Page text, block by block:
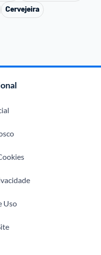
Cervejeira
Uso